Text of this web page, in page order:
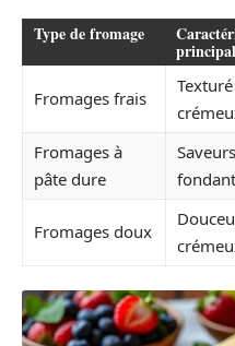
Type de fromage
Fromages frais
Fromages à
pâte dure
Fromages doux